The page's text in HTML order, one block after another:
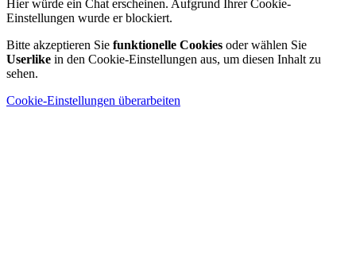
Hier würde ein Chat erscheinen. Aufgrund Ihrer Cookie-
Einstellungen wurde er blockiert.
Bitte akzeptieren Sie funktionelle Cookies oder wählen Sie
Userlike in den Cookie-Einstellungen aus, um diesen Inhalt zu
sehen.
Cookie-Einstellungen überarbeiten